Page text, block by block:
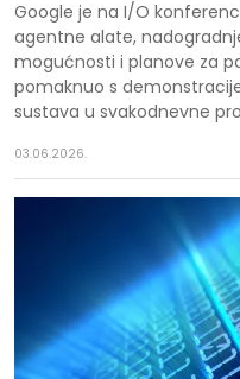
Google je na I/O
agentne alate,
mogućnosti i planove za
pomaknuo s
sustava u svakodnevne
03.06.2026.